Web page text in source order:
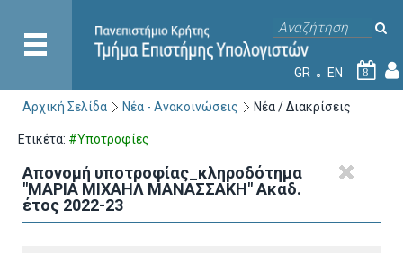
GR EN 8
Αρχική Σελίδα Νέα - Ανακοινώσεις Νέα / Διακρίσεις
Ετικέτα: #Υποτροφίες
Απονομή υποτροφίας_κληροδότημα
"ΜΑΡΙΑ ΜΙΧΑΗΛ ΜΑΝΑΣΣΑΚΗ" Ακαδ.
έτος 2022-23